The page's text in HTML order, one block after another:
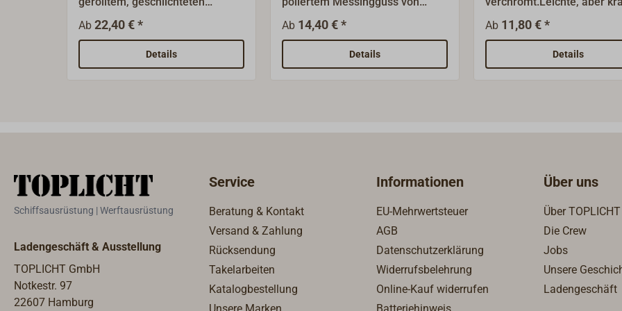
Messingblech.Mit Messingstift
und mit einer Kröpfung (7,5 mm)
für überfälzte Türen.Rechte und
linke Ausführung lieferbar.
Ab 22,40 € *
Details
FORESTI.Liegende und schwere
Ausführung für stumpf
einliegende Türen.Mit starker
Rolle D x L =16 x 48 mm.Ohne
Ab 14,40 € *
Details
Ausführung, für Möbel- und
leichte Türen.Mit Messing-
und Zwischenring.Rechte
linke Ausführung lieferbar.
Ab 11,80 € *
Details
Schiffsausrüstung | Werftausrüstung
Ladengeschäft & Ausstellung
TOPLICHT GmbH
Notkestr. 97
22607 Hamburg
Service
Beratung & Kontakt
Versand & Zahlung
Rücksendung
Takelarbeiten
Katalogbestellung
Informationen
EU-Mehrwertsteuer
AGB
Datenschutzerklärung
Widerrufsbelehrung
Online-Kauf widerrufen
Über uns
Über TOPLICHT
Die Crew
Jobs
Unsere
Ladengeschäft